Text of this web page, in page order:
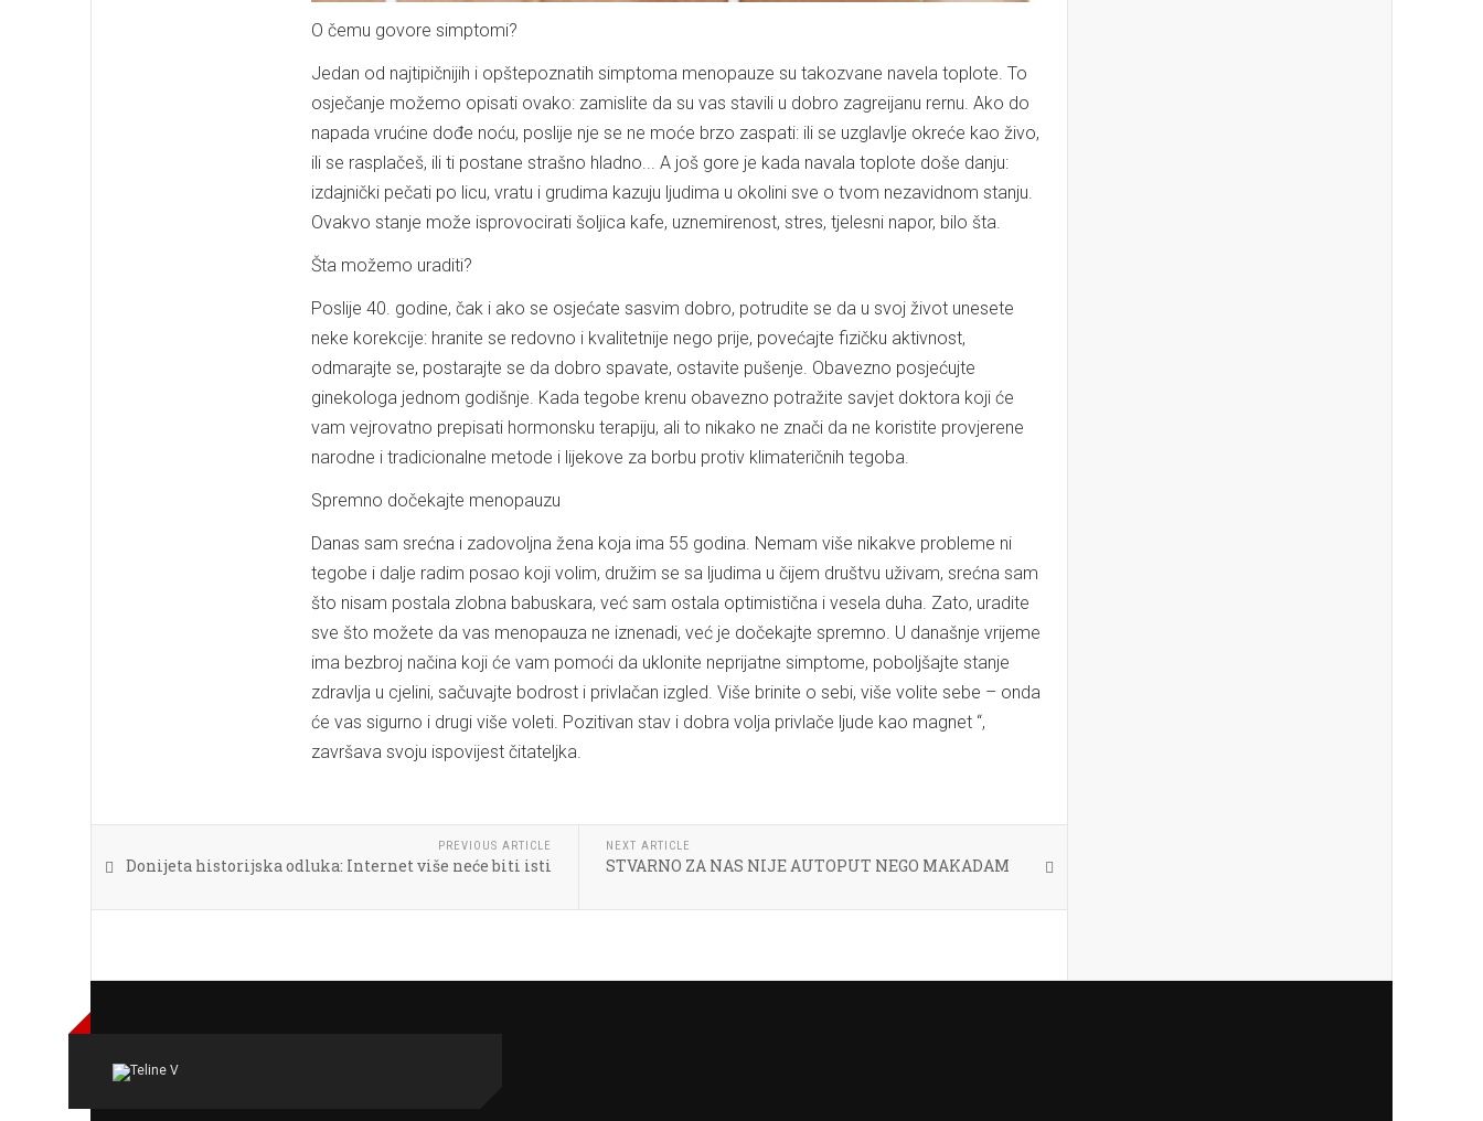
O čemu govore simptomi?
Jedan od najtipičnijih i opštepoznatih simptoma menopauze su takozvane navela toplote. To
osječanje možemo opisati ovako: zamislite da su vas stavili u dobro zagreijanu rernu. Ako do
napada vrućine dođe noću, poslije nje se ne moće brzo zaspati: ili se uzglavlje okreće kao živo,
ili se rasplačeš, ili ti postane strašno hladno... A još gore je kada navala toplote doše danju:
izdajnički pečati po licu, vratu i grudima kazuju ljudima u okolini sve o tvom nezavidnom stanju.
Ovakvo stanje može isprovocirati šoljica kafe, uznemirenost, stres, tjelesni napor, bilo šta.
Šta možemo uraditi?
Poslije 40. godine, čak i ako se osjećate sasvim dobro, potrudite se da u svoj život unesete
neke korekcije: hranite se redovno i kvalitetnije nego prije, povećajte fizičku aktivnost,
odmarajte se, postarajte se da dobro spavate, ostavite pušenje. Obavezno posjećujte
ginekologa jednom godišnje. Kada tegobe krenu obavezno potražite savjet doktora koji će
vam vejrovatno prepisati hormonsku terapiju, ali to nikako ne znači da ne koristite provjerene
narodne i tradicionalne metode i lijekove za borbu protiv klimateričnih tegoba.
Spremno dočekajte menopauzu
Danas sam srećna i zadovoljna žena koja ima 55 godina. Nemam više nikakve probleme ni
tegobe i dalje radim posao koji volim, družim se sa ljudima u čijem društvu uživam, srećna sam
što nisam postala zlobna babuskara, već sam ostala optimistična i vesela duha. Zato, uradite
sve što možete da vas menopauza ne iznenadi, već je dočekajte spremno. U današnje vrijeme
ima bezbroj načina koji će vam pomoći da uklonite neprijatne simptome, poboljšajte stanje
zdravlja u cjelini, sačuvajte bodrost i privlačan izgled. Više brinite o sebi, više volite sebe – onda
će vas sigurno i drugi više voleti. Pozitivan stav i dobra volja privlače ljude kao magnet “,
završava svoju ispovijest čitateljka.
PREVIOUS ARTICLE
Donijeta historijska odluka: Internet više neće biti isti
NEXT ARTICLE
STVARNO ZA NAS NIJE AUTOPUT NEGO MAKADAM